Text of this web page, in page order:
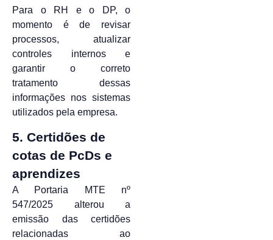
Para o RH e o DP, o
momento é de revisar
processos, atualizar
controles internos e
garantir o correto
tratamento dessas
informações nos sistemas
utilizados pela empresa.
5. Certidões de
cotas de PcDs e
aprendizes
A Portaria MTE nº
547/2025 alterou a
emissão das certidões
relacionadas ao